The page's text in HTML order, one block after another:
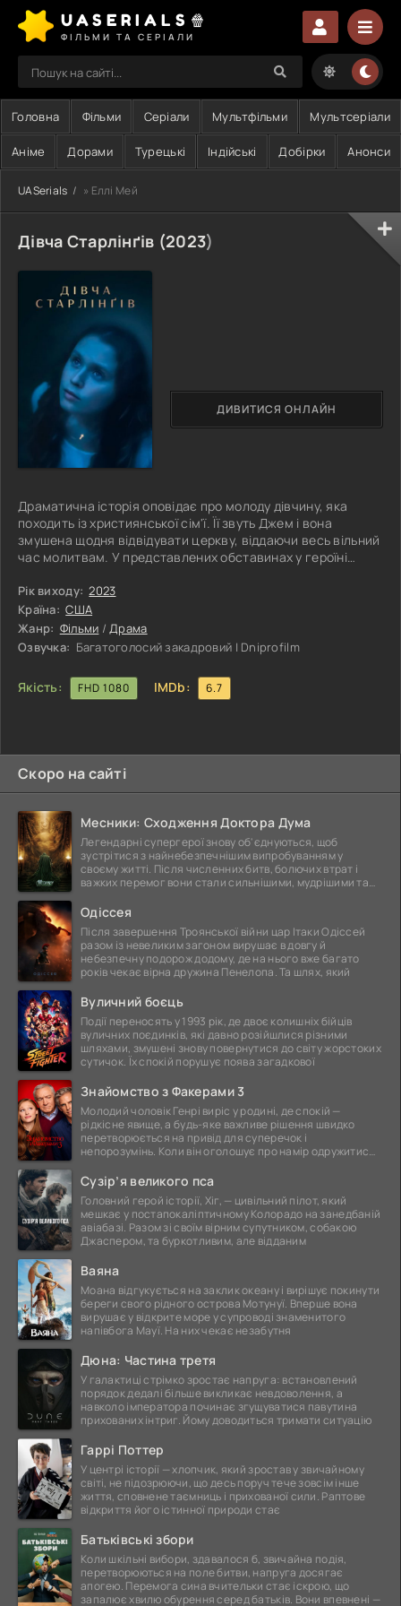
UASERIALS🍿
ФІЛЬМИ ТА СЕРІАЛИ
Головна Фільми Серіали Мультфільми Мультсеріали
Аніме Дорами Турецькі Індійські Добірки Анонси
UASerials » Еллі Мей
Дівча Старлінґів (2023)
Драматична історія оповідає про молоду дівчину, яка
походить із християнської сім'ї. Її звуть Джем і вона
змушена щодня відвідувати церкву, віддаючи весь вільний
час молитвам. У представлених обставинах у героїні
крок контролюють батьки, які отримали також підтримку і з
боку парафіян. Ситуація змінюється докорінно, коли на
порозі з'являється Оуен. Упевнений у собі пастор
здійснює легендарне повернення, яке перевертає світ
Джем з ніг на
Рік виходу: 2023
Країна: США
Жанр: Фільми /Драма
Озвучка: Багатоголосий закадровий | Dniprofilm
Якість: FHD 1080 IMDb: 6.7
ДИВИТИСЯ ОНЛАЙН
Скоро на сайті
Месники: Сходження Доктора Дума
Легендарні супергерої знову об'єднуються, щоб
зустрітися з найнебезпечнішим випробуванням у
своєму житті. Після численних битв, болючих втрат і
важких перемог вони стали сильнішими, мудрішими та
Одіссея
Після завершення Троянської війни цар Ітаки Одіссей
разом із невеликим загоном вирушає в довгу й
небезпечну подорож додому, де на нього вже багато
років чекає вірна дружина Пенелопа. Та шлях, який
Вуличний боєць
Події переносять у 1993 рік, де двоє колишніх бійців
вуличних поєдинків, які давно розійшлися різними
шляхами, змушені знову повернутися до світу жорстоких
сутичок. Їх спокій порушує поява загадкової
Знайомство з Факерами 3
Молодий чоловік Генрі виріс у родині, де спокій —
рідкісне явище, а будь-яке важливе рішення швидко
перетворюється на привід для суперечок і
непорозумінь. Коли він оголошує про намір одружитися,
Сузір’я великого пса
Головний герой історії, Хіг, — цивільний пілот, який
мешкає у постапокаліптичному Колорадо на занедбаній
авіабазі. Разом зі своїм вірним супутником, собакою
Джаспером, та буркотливим, але відданим
Ваяна
Моана відгукується на заклик океану і вирішує покинути
береги свого рідного острова Мотунуї. Вперше вона
вирушає у відкрите море у супроводі знаменитого
напівбога Мауї. На них чекає незабутня
Дюна: Частина третя
У галактиці стрімко зростає напруга: встановлений
порядок дедалі більше викликає невдоволення, а
навколо імператора починає згущуватися павутина
прихованих інтриг. Йому доводиться тримати ситуацію
Гаррі Поттер
У центрі історії — хлопчик, який зростав у звичайному
світі, не підозрюючи, що десь поруч тече зовсім інше
життя, сповнене таємниць і прихованої сили. Раптове
відкриття його істинної природи стає
Батьківські збори
Коли шкільні вибори, здавалося б, звичайна подія,
перетворюються на поле битви, напруга досягає
апогею. Перемога сина вчительки стає іскрою, що
запалює хвилю обурення серед батьків. Вони впевнені —